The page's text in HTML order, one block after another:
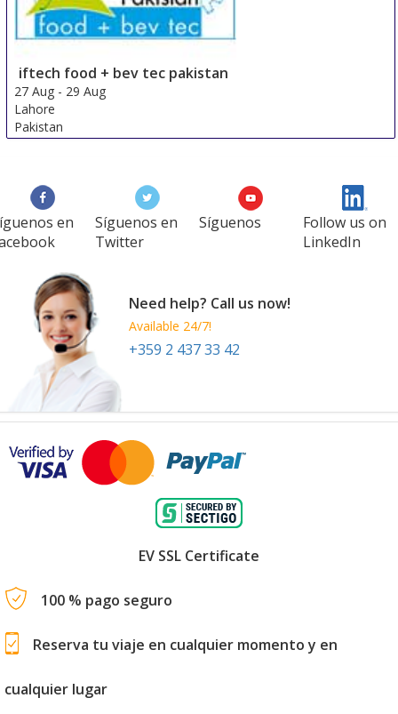
iftech food + bev tec pakistan
27 Aug - 29 Aug
Lahore
Pakistan
en
Síguenos en
Twitter
Síguenos
Follow us on
LinkedIn
Need help? Call us now!
Available 24/7!
+359 2 437 33 42
EV SSL Certificate
100 % pago seguro
Reserva tu viaje en cualquier momento y en
cualquier lugar